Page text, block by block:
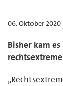
06. Oktober 2020
Bisher kam